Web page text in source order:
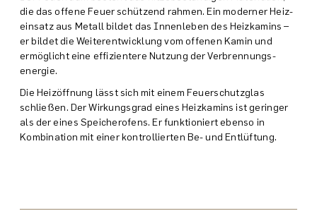
die das offene Feuer schützend rahmen. Ein moderner Heiz­
einsatz aus Metall bildet das Innen­leben des Heiz­kamins –
er bildet die Weiter­entwicklung vom offenen Kamin und
ermöglicht eine effizientere Nutzung der Verbrennungs­
energie.
Die Heiz­öffnung lässt sich mit einem Feuer­schutz­glas
schließen. Der Wirkungs­grad eines Heiz­kamins ist geringer
als der eines Speicher­ofens. Er funktioniert ebenso in
Kombination mit einer kontrollierten Be- und Entlüftung.